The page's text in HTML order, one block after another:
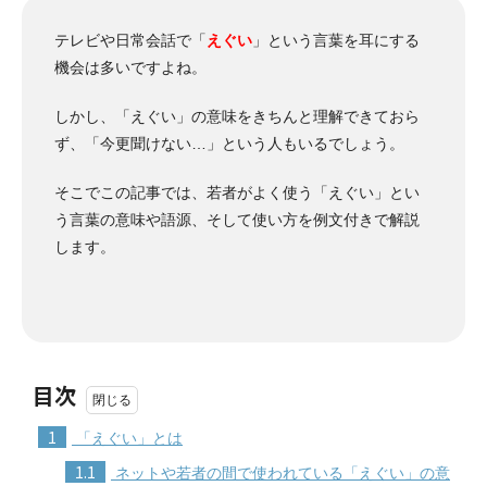
テレビや日常会話で「 えぐい 」という言葉を耳にする
機会は多いですよね。
しかし、「えぐい」の意味をきちんと理解できておら
ず、「今更聞けない…」という人もいるでしょう。
そこでこの記事では、若者がよく使う「えぐい」とい
う言葉の意味や語源、そして使い方を例文付きで解説
します。
目次
1 「えぐい」とは
1.1
ネットや若者の間で使われている「えぐい」の意